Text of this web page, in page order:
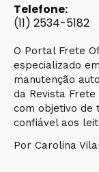
Telefone:
(11) 2534-5182
O Portal Frete
especializado
manutenção
da Revista
com objetivo de
confiável aos
Por Carolina